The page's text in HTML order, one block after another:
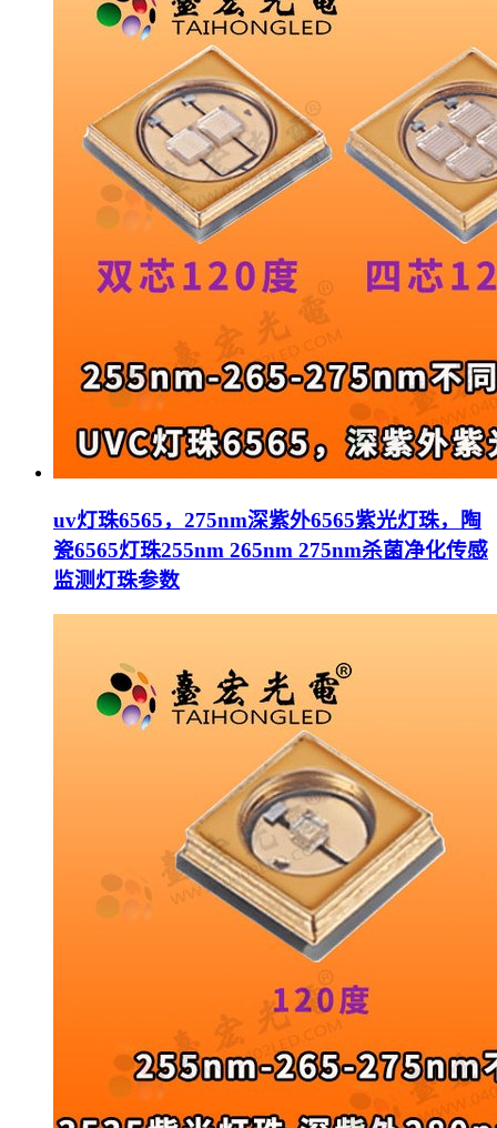
uv灯珠6565，275nm深紫外6565紫光灯珠，陶
瓷6565灯珠255nm 265nm 275nm杀菌净化传感
监测灯珠参数